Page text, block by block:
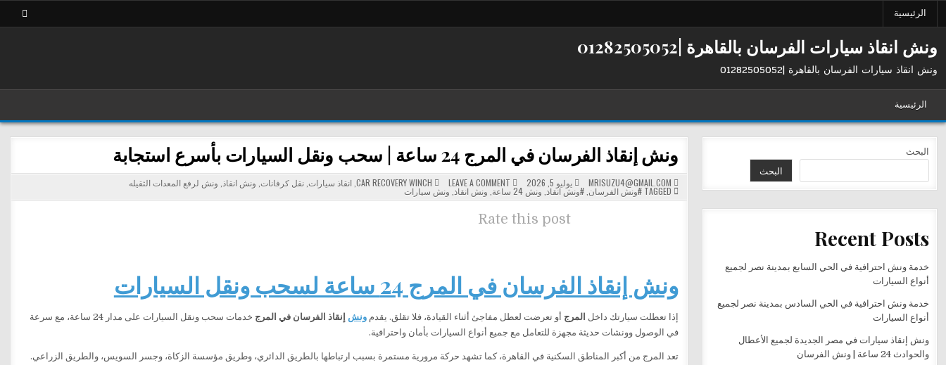
الرئيسية
ونش انقاذ سيارات الفرسان بالقاهرة |01282505052
ونش انقاذ سيارات الفرسان بالقاهرة |01282505052
الرئيسية
ونش إنقاذ الفرسان في المرج 24 ساعة | سحب ونقل السيارات بأسرع استجابة
MRISUZU4@GMAIL.COM يوليو 5, 2026 LEAVE A COMMENT
ON
ونش
إنقاذ
استجابة
POSTED
IN
CAR RECOVERY WINCH
,انقاذ سيارات ,نقل كرفانات ونش انقاذ ونش لرفع المعدات الثقيله
#ونش الفرسان ,#ونش انقاذ ونش 24 ساعة ونش انقاذ ونش سيارات
Rate this post
ونش إنقاذ الفرسان في المرج 24 ساعة لسحب ونقل السيارات
إذا تعطلت سيارتك داخل المرج أو تعرضت لعطل مفاجئ أثناء القيادة، فلا تقلق. يقدمونش إنقاذ الفرسان في المرج
خدمات سحب ونقل السيارات على مدار 24 ساعة، مع سرعة
في الوصول وونشات حديثة مجهزة للتعامل مع جميع أنواع السيارات بأمان واحترافية.
تعد المرج من أكبر المناطق السكنية في القاهرة، كما تشهد حركة مرورية مستمرة بسبب ارتباطها بالطريق الدائري، وطريق مؤسسة الزكاة، وجسر السويس، والطريق الزراعي.
البحث
البحث
Recent Posts
خدمة ونش احترافية في الحي السابع بمدينة نصر لجميع
أنواع السيارات
خدمة ونش احترافية في الحي السادس بمدينة نصر لجميع
أنواع السيارات
ونش إنقاذ سيارات في مصر الجديدة لجميع الأعطال
والحوادث 24 ساعة | ونش الفرسان